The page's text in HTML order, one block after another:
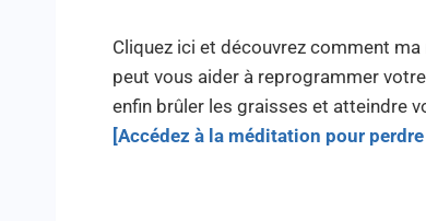
Cliquez ici et découvrez comment
peut vous aider à reprogrammer
enfin brûler les graisses et atteindre
[Accédez à la méditation pour